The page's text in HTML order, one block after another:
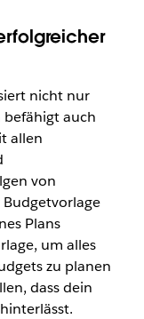
nicht nur
befähigt auch
allen
von
Plans
um alles
zu planen
dass dein